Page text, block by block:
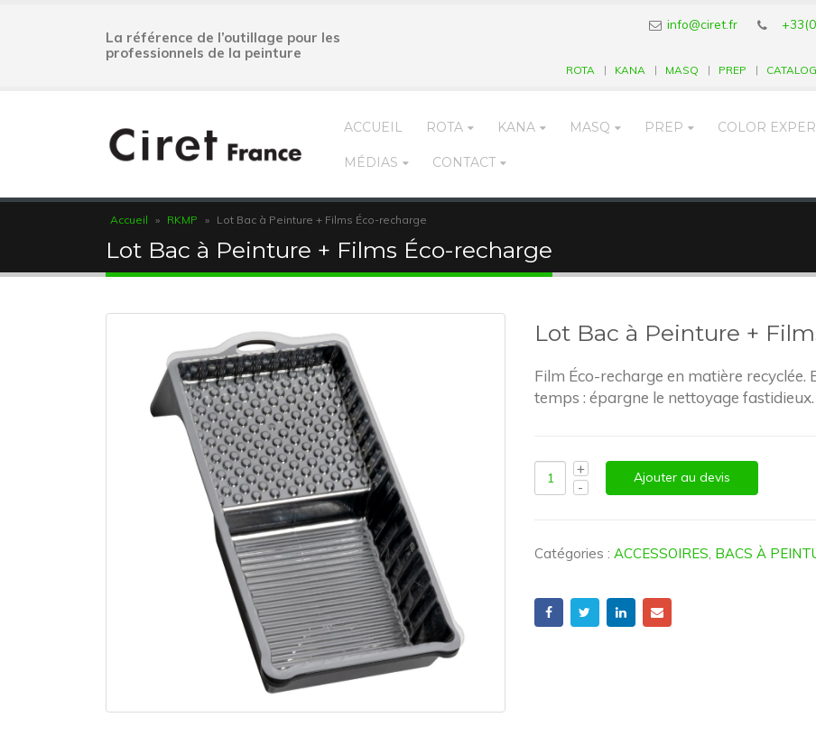
La référence de l’outillage pour les
professionnels de la peinture
info@ciret.fr
ROTA KANA MASQ PREP
ACCUEIL ROTA KANA MASQ PREP COLOR
MÉDIAS CONTACT
Accueil » RKMP » Lot Bac à Peinture + Films Éco-recharge
Lot Bac à Peinture + Films Éco-recharge
Lot Bac à Peinture +
Film Éco-recharge en matière recyclée.
temps : épargne le nettoyage fastidieux.
Ajouter au devis
Catégories : ACCESSOIRES, BACS À